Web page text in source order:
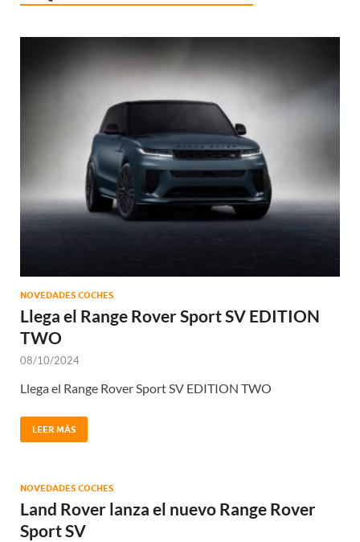
NOVEDADES COCHES
Llega el Range Rover Sport SV EDITION
TWO
08/10/2024
Llega el Range Rover Sport SV EDITION TWO
LEER MÁS
NOVEDADES COCHES
Land Rover lanza el nuevo Range Rover
Sport SV